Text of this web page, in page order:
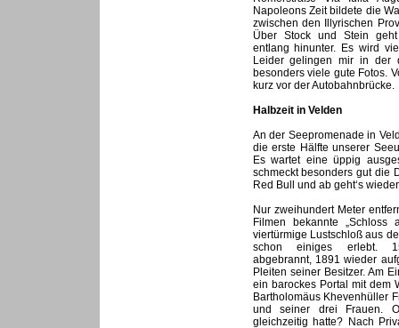
Napoleons Zeit bildete die
zwischen den Illyrischen
Über Stock und Stein
entlang hinunter. Es wird
Leider gelingen mir in der
besonders viele gute Fotos.
kurz vor der Autobahnbrücke.
Halbzeit in Velden
An der Seepromenade in
die erste Hälfte unserer
Es wartet eine üppig
schmeckt besonders gut die
Red Bull und ab geht‘s
Nur zweihundert Meter
Filmen bekannte „Schloss
viertürmige Lustschloß aus
schon einiges erlebt.
abgebrannt, 1891 wieder
Pleiten seiner Besitzer. Am
ein barockes Portal mit dem
Bartholomäus Khevenhüller
und seiner drei Frauen.
gleichzeitig hatte? Nach